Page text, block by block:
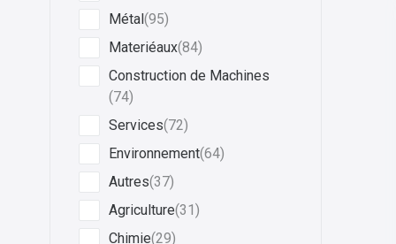
Métal(95)
Materiéaux(84)
Construction de Machines
(74)
Services(72)
Environnement(64)
Autres(37)
Agriculture(31)
Chimie(29)